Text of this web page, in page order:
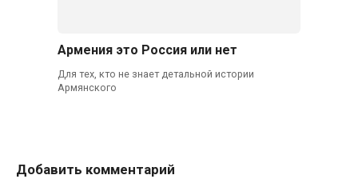
Армения это Россия или нет
Для тех, кто не знает детальной истории
Армянского
Добавить комментарий